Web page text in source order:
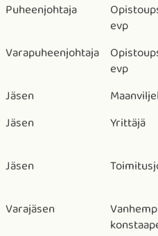
Puheenjohtaja
evp
Varapuheenjohtaja
evp
Jäsen
Jäsen
Yrittäjä
Jäsen
Varajäsen